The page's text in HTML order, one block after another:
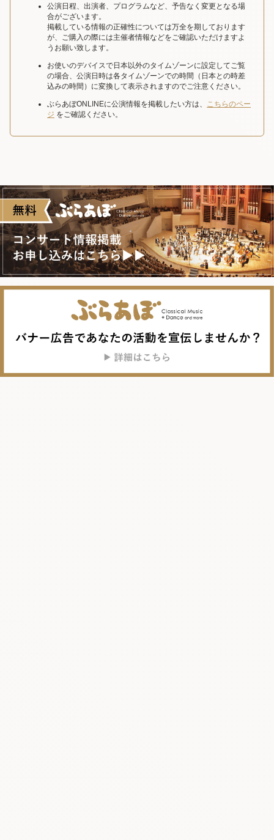
公演日程、出演者、プログラムなど、予告なく変更となる場
合がございます。
掲載している情報の正確性については万全を期しております
が、ご購入の際には主催者情報などをご確認いただけますよ
うお願い致します。
お使いのデバイスで日本以外のタイムゾーンに設定してご覧
の場合、公演日時は各タイムゾーンでの時間（日本との時差
込みの時間）に変換して表示されますのでご注意ください。
ぶらあぼONLINEに公演情報を掲載したい方は、 こちらのペー
ジ をご確認ください。